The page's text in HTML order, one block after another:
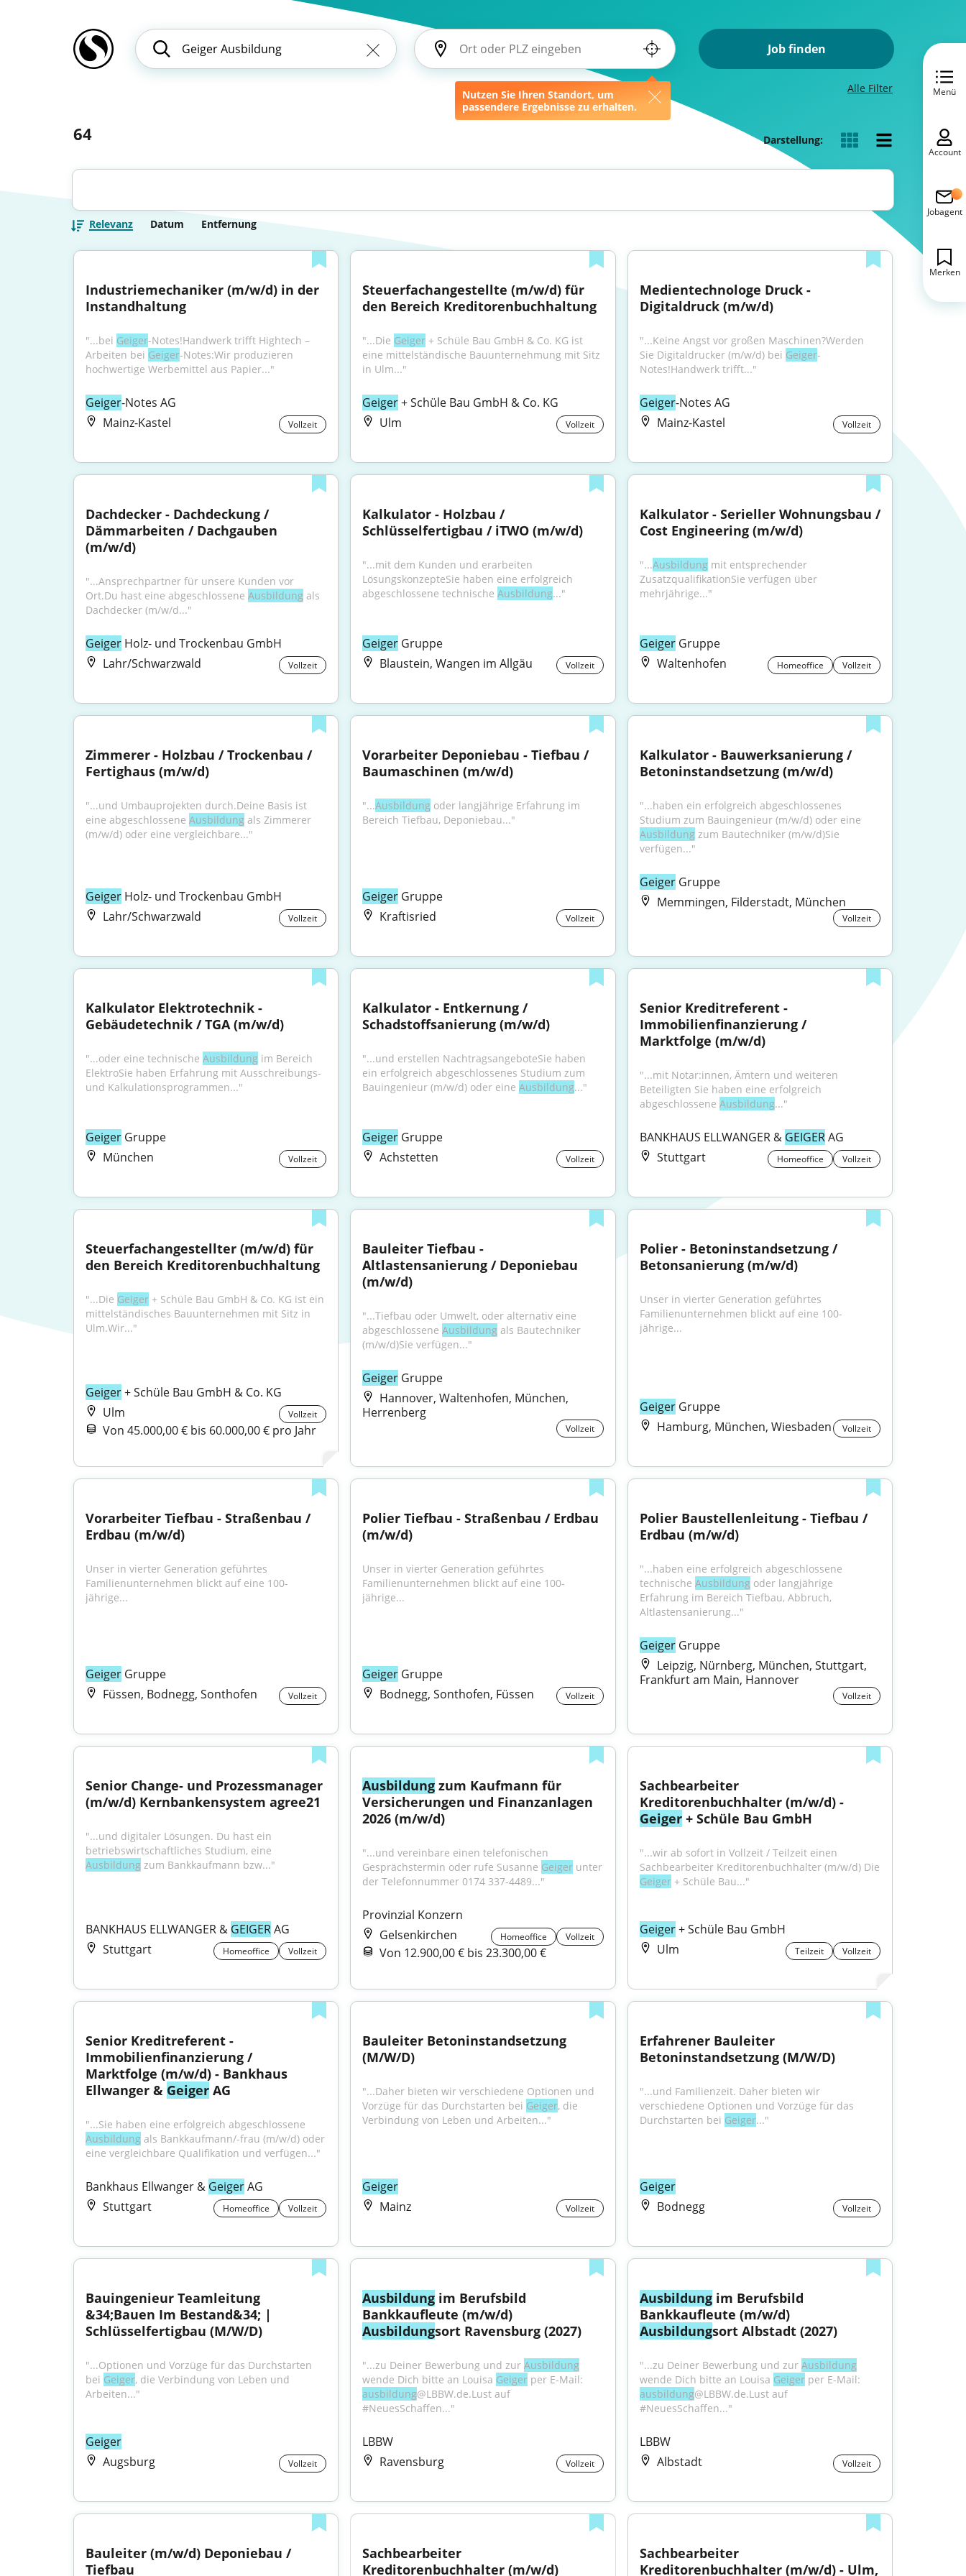
Nutzen Sie Ihren Standort, um
passendere Ergebnisse zu erhalten.
Job finden
Alle Filter
64 Darstellung:
Relevanz Datum Entfernung
Industriemechaniker (m/w/d) in der
Instandhaltung
"...bei Geiger-Notes!Handwerk trifft Hightech –
Arbeiten bei Geiger-Notes:Wir produzieren
hochwertige Werbemittel aus Papier..."
Geiger-Notes AG
Mainz-Kastel
Vollzeit
Steuerfachangestellte (m/w/d) für
den Bereich Kreditorenbuchhaltung
"...Die Geiger + Schüle Bau GmbH & Co. KG ist
eine mittelständische Bauunternehmung mit Sitz
in Ulm..."
Geiger + Schüle Bau GmbH & Co. KG
Ulm
Vollzeit
Medientechnologe Druck -
Digitaldruck (m/w/d)
"...Keine Angst vor großen Maschinen?Werden
Sie Digitaldrucker (m/w/d) bei Geiger-
Notes!Handwerk trifft..."
Geiger-Notes AG
Mainz-Kastel
Vollzeit
Dachdecker - Dachdeckung /
Dämmarbeiten / Dachgauben
(m/w/d)
"...Ansprechpartner für unsere Kunden vor
Ort.Du hast eine abgeschlossene Ausbildung als
Dachdecker (m/w/d..."
Geiger Holz- und Trockenbau GmbH
Lahr/Schwarzwald
Vollzeit
Kalkulator - Holzbau /
Schlüsselfertigbau / iTWO (m/w/d)
"...mit dem Kunden und erarbeiten
LösungskonzepteSie haben eine erfolgreich
abgeschlossene technische Ausbildung..."
Geiger Gruppe
Blaustein, Wangen im Allgäu
Vollzeit
Kalkulator - Serieller Wohnungsbau /
Cost Engineering (m/w/d)
"...Ausbildung mit entsprechender
ZusatzqualifikationSie verfügen über
mehrjährige..."
Geiger Gruppe
Waltenhofen
Homeoffice Vollzeit
Zimmerer - Holzbau / Trockenbau /
Fertighaus (m/w/d)
"...und Umbauprojekten durch.Deine Basis ist
eine abgeschlossene Ausbildung als Zimmerer
(m/w/d) oder eine vergleichbare..."
Geiger Holz- und Trockenbau GmbH
Lahr/Schwarzwald
Vollzeit
Vorarbeiter Deponiebau - Tiefbau /
Baumaschinen (m/w/d)
"...Ausbildung oder langjährige Erfahrung im
Bereich Tiefbau, Deponiebau..."
Geiger Gruppe
Kraftisried
Vollzeit
Kalkulator - Bauwerksanierung /
Betoninstandsetzung (m/w/d)
"...haben ein erfolgreich abgeschlossenes
Ausbildung zum Bautechniker (m/w/d)Sie
verfügen..."
Geiger Gruppe
Memmingen, Filderstadt, München
Vollzeit
Kalkulator Elektrotechnik -
Gebäudetechnik / TGA (m/w/d)
"...oder eine technische Ausbildung im Bereich
ElektroSie haben Erfahrung mit Ausschreibungs-
und Kalkulationsprogrammen..."
Geiger Gruppe
München
Vollzeit
Kalkulator - Entkernung /
Schadstoffsanierung (m/w/d)
"...und erstellen NachtragsangeboteSie haben
ein erfolgreich abgeschlossenes Studium zum
Bauingenieur (m/w/d) oder eine Ausbildung..."
Geiger Gruppe
Achstetten
Vollzeit
Senior Kreditreferent -
Immobilienfinanzierung /
Marktfolge (m/w/d)
"...mit Notar:innen, Ämtern und weiteren
Beteiligten Sie haben eine erfolgreich
abgeschlossene Ausbildung..."
BANKHAUS ELLWANGER & GEIGER AG
Stuttgart
Homeoffice Vollzeit
Steuerfachangestellter (m/w/d) für
den Bereich Kreditorenbuchhaltung
"...Die Geiger + Schüle Bau GmbH & Co. KG ist ein
mittelständisches Bauunternehmen mit Sitz in
Ulm.Wir..."
Geiger + Schüle Bau GmbH & Co. KG
Ulm
Vollzeit
Von 45.000,00 € bis 60.000,00 € pro Jahr
Bauleiter Tiefbau -
Altlastensanierung / Deponiebau
(m/w/d)
"...Tiefbau oder Umwelt, oder alternativ eine
abgeschlossene Ausbildung als Bautechniker
(m/w/d)Sie verfügen..."
Geiger Gruppe
Hannover, Waltenhofen, München,
Herrenberg
Vollzeit
Polier - Betoninstandsetzung /
Betonsanierung (m/w/d)
Unser in vierter Generation geführtes
Familienunternehmen blickt auf eine 100-
jährige...
Geiger Gruppe
Hamburg, München, Wiesbaden
Vollzeit
Vorarbeiter Tiefbau - Straßenbau /
Erdbau (m/w/d)
Unser in vierter Generation geführtes
Familienunternehmen blickt auf eine 100-
jährige...
Geiger Gruppe
Füssen, Bodnegg, Sonthofen
Vollzeit
Polier Tiefbau - Straßenbau / Erdbau
(m/w/d)
Unser in vierter Generation geführtes
Familienunternehmen blickt auf eine 100-
jährige...
Geiger Gruppe
Bodnegg, Sonthofen, Füssen
Vollzeit
Polier Baustellenleitung - Tiefbau /
Erdbau (m/w/d)
"...haben eine erfolgreich abgeschlossene
technische Ausbildung oder langjährige
Erfahrung im Bereich Tiefbau, Abbruch,
Altlastensanierung..."
Geiger Gruppe
Leipzig, Nürnberg, München, Stuttgart,
Frankfurt am Main, Hannover
Vollzeit
Senior Change- und Prozessmanager
(m/w/d) Kernbankensystem agree21
"...und digitaler Lösungen. Du hast ein
Ausbildung zum Bankkaufmann bzw..."
BANKHAUS ELLWANGER & GEIGER AG
Stuttgart
Homeoffice Vollzeit
Ausbildung zum Kaufmann für
Versicherungen und Finanzanlagen
2026 (m/w/d)
"...und vereinbare einen telefonischen
Gesprächstermin oder rufe Susanne Geiger unter
der Telefonnummer 0174 337-4489..."
Provinzial Konzern
Gelsenkirchen
Homeoffice Vollzeit
Von 12.900,00 € bis 23.300,00 €
Sachbearbeiter
Kreditorenbuchhalter (m/w/d) -
Geiger + Schüle Bau GmbH
"...wir ab sofort in Vollzeit / Teilzeit einen
Geiger + Schüle Bau..."
Geiger + Schüle Bau GmbH
Ulm
Teilzeit Vollzeit
Senior Kreditreferent -
Immobilienfinanzierung /
Marktfolge (m/w/d) - Bankhaus
Ellwanger & Geiger AG
Ausbildung als Bankkaufmann/-frau (m/w/d) oder
eine vergleichbare Qualifikation und verfügen..."
Bankhaus Ellwanger & Geiger AG
Stuttgart
Homeoffice Vollzeit
Bauleiter Betoninstandsetzung
(M/W/D)
"...Daher bieten wir verschiedene Optionen und
Vorzüge für das Durchstarten bei Geiger, die
Verbindung von Leben und Arbeiten..."
Geiger
Mainz
Vollzeit
Erfahrener Bauleiter
Betoninstandsetzung (M/W/D)
"...und Familienzeit. Daher bieten wir
verschiedene Optionen und Vorzüge für das
Durchstarten bei Geiger..."
Geiger
Bodnegg
Vollzeit
Bauingenieur Teamleitung
&34;Bauen Im Bestand&34; |
Schlüsselfertigbau (M/W/D)
"...Optionen und Vorzüge für das Durchstarten
bei Geiger, die Verbindung von Leben und
Arbeiten..."
Geiger
Augsburg
Vollzeit
Ausbildung im Berufsbild
Ausbildungsort Ravensburg (2027)
"...zu Deiner Bewerbung und zur Ausbildung
wende Dich bitte an Louisa Geiger
ausbildung@LBBW.de.Lust auf
#NeuesSchaffen..."
LBBW
Ravensburg
Vollzeit
Ausbildung im Berufsbild
Bankkaufleute (m/w/d)
Ausbildungsort Albstadt (2027)
"...zu Deiner Bewerbung und zur Ausbildung
wende Dich bitte an Louisa Geiger
ausbildung@LBBW.de.Lust auf
#NeuesSchaffen..."
LBBW
Albstadt
Vollzeit
Bauleiter (m/w/d) Deponiebau /
Tiefbau
Sachbearbeiter
Kreditorenbuchhalter (m/w/d)
Sachbearbeiter
Kreditorenbuchhalter (m/w/d) - Ulm,
Menü
Account
Jobagent
Merken